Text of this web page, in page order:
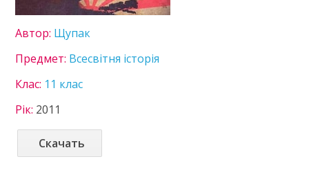
Захист вітчизни
Іспанська мова
Історія України
Математика
Мови нац. меншин
Правознавство
Українська література
Автор: Щупак
Предмет: Всесвітня історія
Клас: 11 клас
Рік: 2011
Скачать